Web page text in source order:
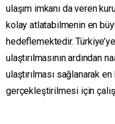
ulaşım imkanı da veren
kolay atlatabilmenin en
hedeflemektedir.
ulaştırılmasının ardından
ulaştırılması sağlanarak
gerçekleştirilmesi için